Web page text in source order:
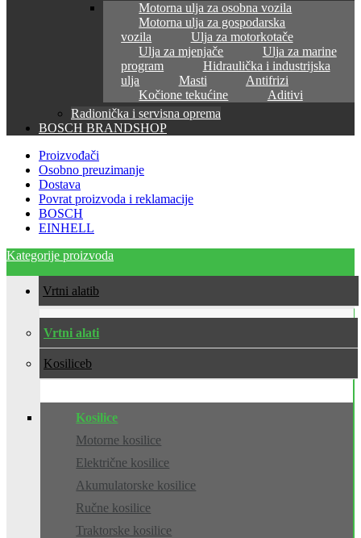
Motorna ulja za osobna vozila
Motorna ulja za gospodarska
vozila
Ulja za motorkotače
Ulja za mjenjače
Ulja za marine
program
Hidraulička i industrijska
ulja
Masti
Antifrizi
Kočione tekućine
Aditivi
Radionička i servisna oprema
BOSCH BRANDSHOP
Proizvođači
Osobno preuzimanje
Dostava
Povrat proizvoda i reklamacije
BOSCH
EINHELL
Kategorije proizvoda
Vrtni alati
Vrtni alati
Kosilice
Kosilice
Motorne kosilice
Električne kosilice
Akumulatorske kosilice
Ručne kosilice
Traktorske kosilice